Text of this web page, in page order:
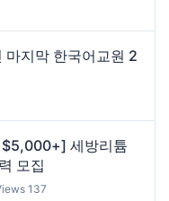
마지막 한국어교원 2
$5,000+] 세방리튬
모집
137